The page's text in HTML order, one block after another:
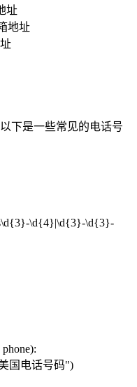
址
地址
下是一些常见的电话号
\d{4}|\d{3}-\d{3}-
国电话号码")